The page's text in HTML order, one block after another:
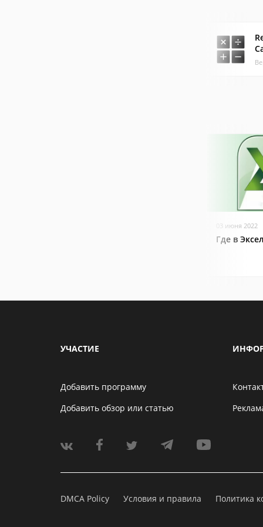
03 июня 2022
Где в
УЧАСТИЕ
Добавить программу
Добавить обзор или статью
DMCA Policy Условия и правила Политика